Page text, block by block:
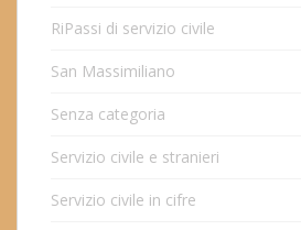
RiPassi di servizio civile
San Massimiliano
Senza categoria
Servizio civile e stranieri
Servizio civile in cifre